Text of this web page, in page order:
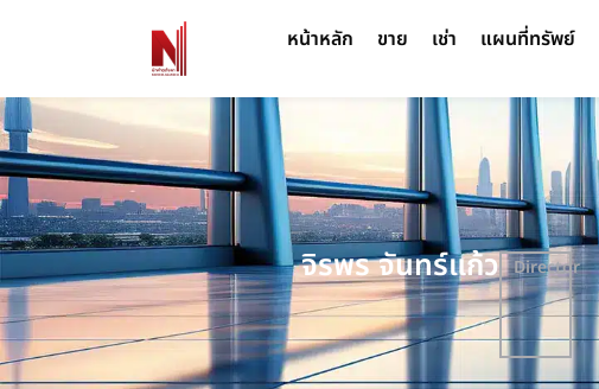
หน้าหลัก ขาย เช่า แผนที่ทรัพย์
จิรพร จันทร์แก้ว Director